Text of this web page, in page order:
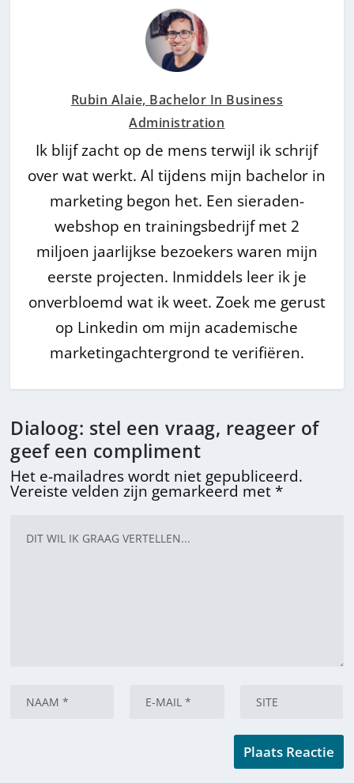
Rubin Alaie, Bachelor In Business
Administration
Ik blijf zacht op de mens terwijl ik schrijf
over wat werkt. Al tijdens mijn bachelor in
marketing begon het. Een sieraden-
webshop en trainingsbedrijf met 2
miljoen jaarlijkse bezoekers waren mijn
eerste projecten. Inmiddels leer ik je
onverbloemd wat ik weet. Zoek me gerust
op Linkedin om mijn academische
marketingachtergrond te verifiëren.
Dialoog: stel een vraag, reageer of
geef een compliment
Het e-mailadres wordt niet gepubliceerd.
Vereiste velden zijn gemarkeerd met *